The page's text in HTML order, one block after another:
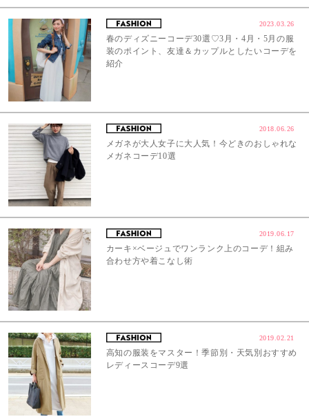
2023.03.26
春のディズニーコーデ30選♡3月・4月・5月の服
装のポイント、友達＆カップルとしたいコーデを
紹介
2018.06.26
メガネが大人女子に大人気！今どきのおしゃれな
メガネコーデ10選
2019.06.17
カーキ×ベージュでワンランク上のコーデ！組み
合わせ方や着こなし術
2019.02.21
高知の服装をマスター！季節別・天気別おすすめ
レディースコーデ9選